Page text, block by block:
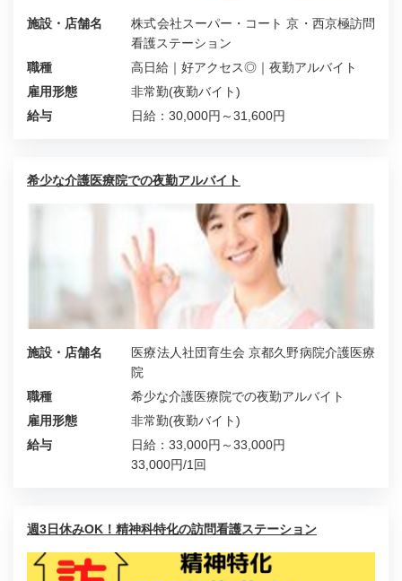
施設・店舗名
株式会社スーパー・コート 京・西京極訪問
看護ステーション
職種
高日給｜好アクセス◎｜夜勤アルバイト
雇用形態
非常勤(夜勤バイト)
給与
日給：30,000円～31,600円
希少な介護医療院での夜勤アルバイト
施設・店舗名
医療法人社団育生会 京都久野病院介護医療
院
職種
希少な介護医療院での夜勤アルバイト
雇用形態
非常勤(夜勤バイト)
給与
日給：33,000円～33,000円
33,000円/1回
週3日休みOK！精神科特化の訪問看護ステーション